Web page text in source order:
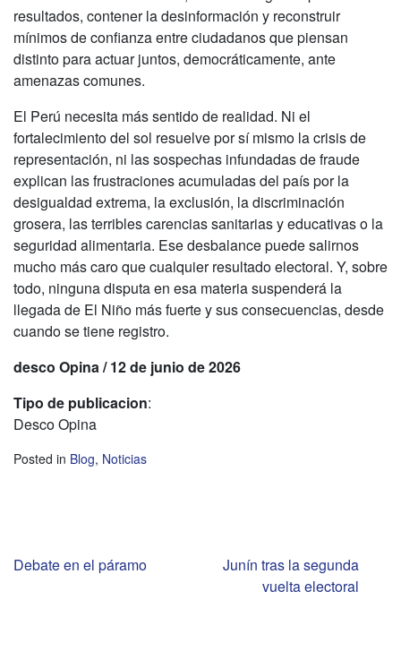
resultados, contener la desinformación y reconstruir
mínimos de confianza entre ciudadanos que piensan
distinto para actuar juntos, democráticamente, ante
amenazas comunes.
El Perú necesita más sentido de realidad. Ni el
fortalecimiento del sol resuelve por sí mismo la crisis de
representación, ni las sospechas infundadas de fraude
explican las frustraciones acumuladas del país por la
desigualdad extrema, la exclusión, la discriminación
grosera, las terribles carencias sanitarias y educativas o la
seguridad alimentaria. Ese desbalance puede salirnos
mucho más caro que cualquier resultado electoral. Y, sobre
todo, ninguna disputa en esa materia suspenderá la
llegada de El Niño más fuerte y sus consecuencias, desde
cuando se tiene registro.
desco Opina / 12 de junio de 2026
Tipo de publicacion:
Desco Opina
Posted in Blog, Noticias
Navegación
Debate en el páramo
Junín tras la segunda
vuelta electoral